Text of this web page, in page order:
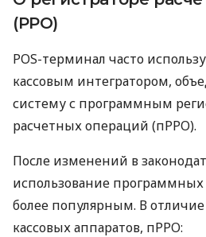
(РРО)
POS-терминал часто
кассовым интегратором,
систему с программным
расчетных операций (пРРО).
После изменений в
использование программных
более популярным. В отличие
кассовых аппаратов, пРРО: